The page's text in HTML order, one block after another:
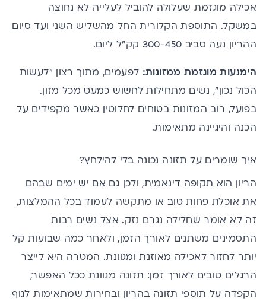
אכילה מוגזמת שעלולה להוביל לעלייה לא נחוצה
במשקל. התוספת הקלורית החל מהשליש השני ועד סיום
ההריון נעה סביב 300-450 קק"ל ליום.
הימנעות מוגזמת ממזונות: לפעמים, מתוך רצון "לעשות
הכול נכון", נשים מתחילות לחשוש כמעט מכל מזון.
בפועל, רוב המזונות בטוחים לחלוטין כאשר מקפידים על
הכנה והיגיינה מתאימות.
איך שומרים על תזונה נכונה בלי להילחץ?
הריון הוא תקופה דינאמית, ולכן גם אם יש ימים שבהם
את אוכלת פחות טוב או מתקשה לעמוד בכל ההמלצות,
זה לא אומר שחלילה נגרם נזק. אצל נשים רבות
התסמינים משתנים לאורך הזמן, ולאחר כמה שבועות קל
יותר לחזור לאכילה מאוזנת ומגוונת. המטרה היא לייצר
הרגלים טובים לאורך זמן: תזונה מגוונת ככל האפשר,
הקפדה על תוספי תזונה בהריון ובחירות שמתאימות לגוף